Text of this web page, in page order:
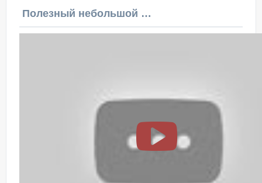
Полезный небольшой видеоурок по этой теме